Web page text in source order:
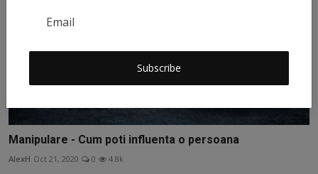
Subscribe
Manipulare - Cum poti influenta o persoana
AlexH Oct 21, 2020 0 4.8k